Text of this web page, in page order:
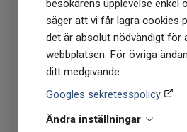
besökarens upplevelse enkel
säger att vi får lagra cookies
det är absolut nödvändigt för
webbplatsen. För övriga
ditt medgivande.
Googles sekretesspolicy
Ändra inställningar
köptillfälle på ordinarie priser)